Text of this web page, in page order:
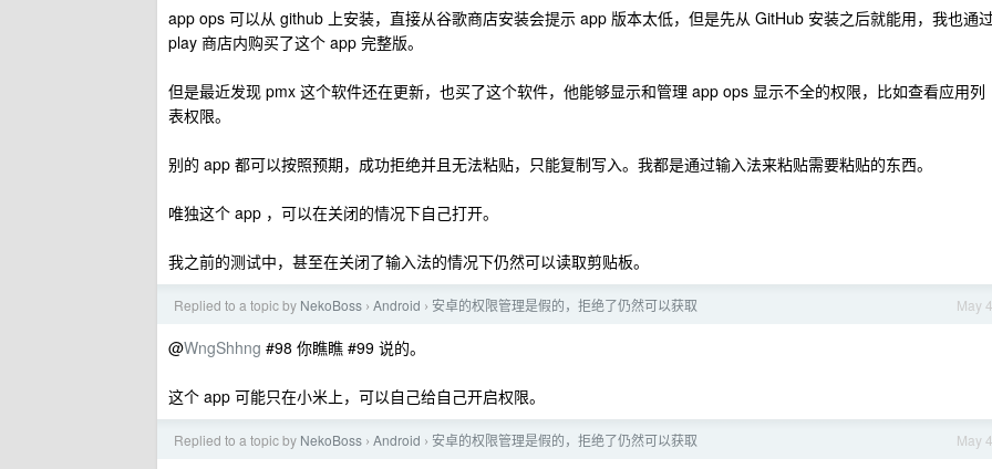
app ops 可以从 github 上安装，直接从谷歌商店安装会提示 app 版本太低，但是先从 GitHub 安装之后就能用，我也通
play 商店内购买了这个 app 完整版。
但是最近发现 pmx 这个软件还在更新，也买了这个软件，他能够显示和管理 app ops 显示不全的权限，比如查看应用列
表权限。
别的 app 都可以按照预期，成功拒绝并且无法粘贴，只能复制写入。我都是通过输入法来粘贴需要粘贴的东西。
唯独这个 app ，可以在关闭的情况下自己打开。
我之前的测试中，甚至在关闭了输入法的情况下仍然可以读取剪贴板。
May 4
Replied to a topic by NekoBoss › Android › 安卓的权限管理是假的，拒绝了仍然可以获取
@WngShhng #98 你瞧瞧 #99 说的。
这个 app 可能只在小米上，可以自己给自己开启权限。
May 4
Replied to a topic by NekoBoss › Android › 安卓的权限管理是假的，拒绝了仍然可以获取